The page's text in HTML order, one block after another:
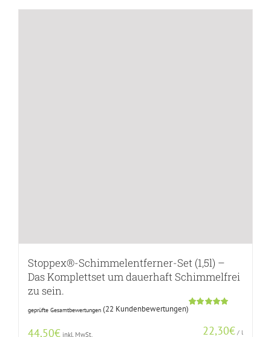
Stoppex®-Schimmelentferner-Set (1,5l) –
Das Komplettset um dauerhaft Schimmelfrei
zu sein.
von 5,
geprüfte Gesamtbewertungen (22 Kundenbewertungen)
44,50€ inkl. MwSt. 22,30€ / l